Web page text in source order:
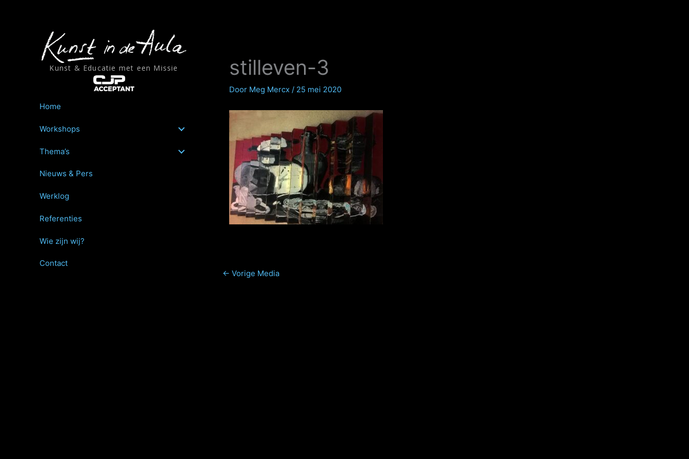
Kunst & Educatie met een Missie
Home
Workshops
Thema’s
Nieuws & Pers
Werklog
Referenties
Wie zijn wij?
Contact
stilleven-3
Door Meg Mercx / 25 mei 2020
← Vorige Media